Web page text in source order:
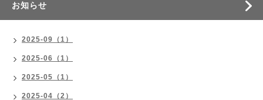
お知らせ
2025-09（1）
2025-06（1）
2025-05（1）
2025-04（2）